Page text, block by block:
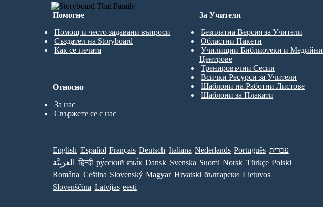
Помогне
Помощ и често задавани въпроси
Създател на Storyboard
Как се печата
За Учители
Безплатна Версия за Учители
Областни Пакети
Училищни Библиотеки и Медийни
Центрове
Тренировъчни Сесии
Всички Ресурси за Учители
Шаблони на Работни Листове
Шаблони за Плакати
Относно
За нас
Свържете се с нас
English Español Français Deutsch Italiana Nederlands Português עברית
العَرَبِيَّة
हिन्दी ру́сский язы́к Dansk Svenska Suomi Norsk Türkçe Polski
Româna Ceština Slovenský Magyar Hrvatski български Lietuvos
Slovenščina Latvijas eesti